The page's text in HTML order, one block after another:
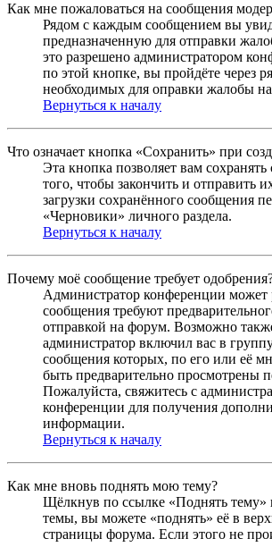
Как мне пожаловаться на сообщения
Рядом с каждым сообщением вы
предназначенную для отправки
это разрешено администратором
по этой кнопке, вы пройдёте через
необходимых для оправки жалобы
Вернуться к началу
Что означает кнопка «Сохранить» при
Эта кнопка позволяет вам
того, чтобы закончить и отправить
загрузки сохранённого сообщения
«Черновики» личного раздела.
Вернуться к началу
Почему моё сообщение требует
Администратор конференции может
сообщения требуют
отправкой на форум. Возможно
администратор включил вас в
сообщения которых, по его или её
быть предварительно просмотрены
Пожалуйста, свяжитесь с
конференции для получения
информации.
Вернуться к началу
Как мне вновь поднять мою тему?
Щёлкнув по ссылке «Поднять тему»
темы, вы можете «поднять» её в
страницы форума. Если этого не